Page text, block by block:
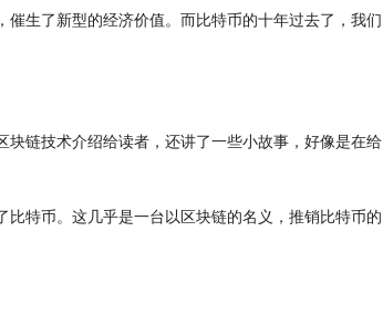
生了新型的经济价值。而比特币的十年过去了，我们
链技术介绍给读者，还讲了一些小故事，好像是在给
特币。这几乎是一台以区块链的名义，推销比特币的